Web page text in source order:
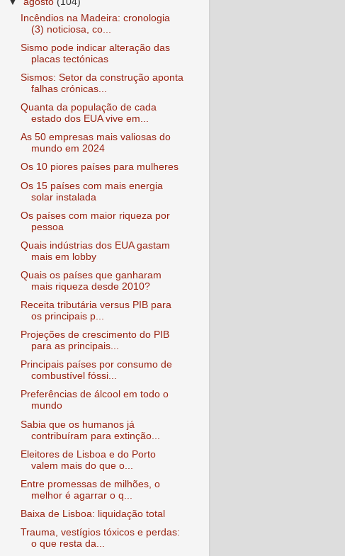
Incêndios na Madeira: cronologia
(3) noticiosa, co...
Sismo pode indicar alteração das
placas tectónicas
Sismos: Setor da construção aponta
falhas crónicas...
Quanta da população de cada
estado dos EUA vive em...
As 50 empresas mais valiosas do
mundo em 2024
Os 10 piores países para mulheres
Os 15 países com mais energia
solar instalada
Os países com maior riqueza por
pessoa
Quais indústrias dos EUA gastam
mais em lobby
Quais os países que ganharam
mais riqueza desde 2010?
Receita tributária versus PIB para
os principais p...
Projeções de crescimento do PIB
para as principais...
Principais países por consumo de
combustível fóssi...
Preferências de álcool em todo o
mundo
Sabia que os humanos já
contribuíram para extinção...
Eleitores de Lisboa e do Porto
valem mais do que o...
Entre promessas de milhões, o
melhor é agarrar o q...
Baixa de Lisboa: liquidação total
Trauma, vestígios tóxicos e perdas:
o que resta da...